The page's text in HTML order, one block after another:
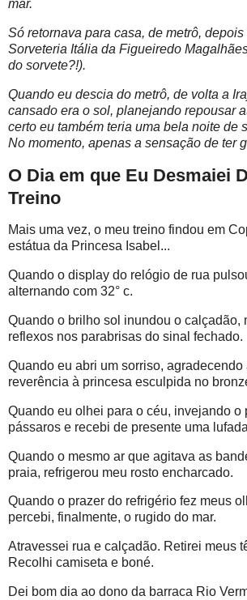
mar.
Só retornava para casa, de metrô,
Sorveteria Itália da Figueiredo
do sorvete?!).
Quando eu descia do metrô, de volta a
cansado era o sol, planejando repousar
certo eu também teria uma bela noite de
No momento, apenas a sensação de ter
O Dia em que Eu Desmaiei
Treino
Mais uma vez, o meu treino findou em
estátua da Princesa Isabel...
Quando o display do relógio de rua
alternando com 32° c.
Quando o brilho sol inundou o calçadão,
reflexos nos parabrisas do sinal fechado.
Quando eu abri um sorriso, agradecendo
reverência à princesa esculpida no
Quando eu olhei para o céu, invejando o
pássaros e recebi de presente uma
Quando o mesmo ar que agitava as
praia, refrigerou meu rosto encharcado.
Quando o prazer do refrigério fez meus
percebi, finalmente, o rugido do mar.
Atravessei rua e calçadão. Retirei meus
Recolhi camiseta e boné.
Dei bom dia ao dono da barraca Rio